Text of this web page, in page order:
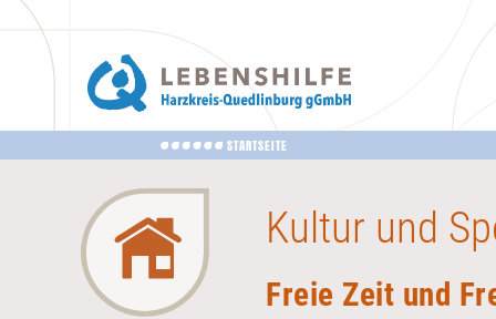
STARTSEITE
Kultur und
Freie Zeit und